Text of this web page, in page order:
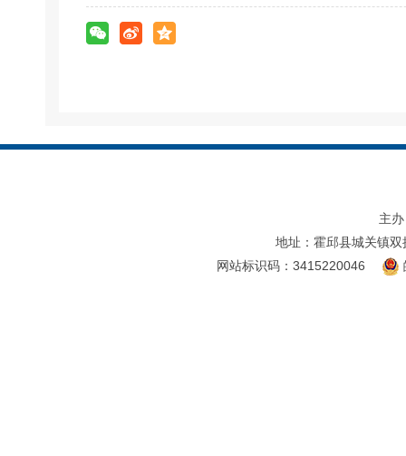
主
地址：霍邱县城关镇双
网站标识码：3415220046